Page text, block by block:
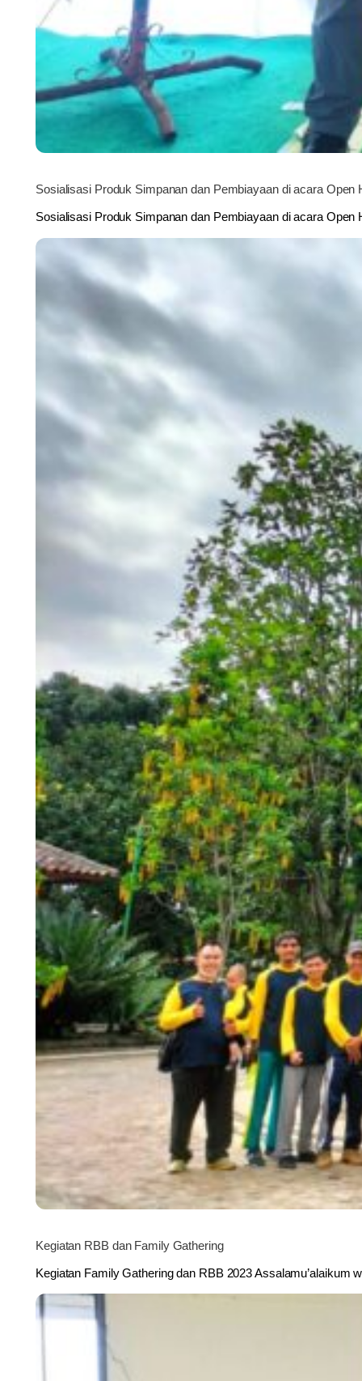
Sosialisasi Produk Simpanan dan Pembiayaan di acara Open
Sosialisasi Produk Simpanan dan Pembiayaan di acara
Kegiatan RBB dan Family Gathering
Kegiatan Family Gathering dan RBB 2023 Assalamu’alaikum